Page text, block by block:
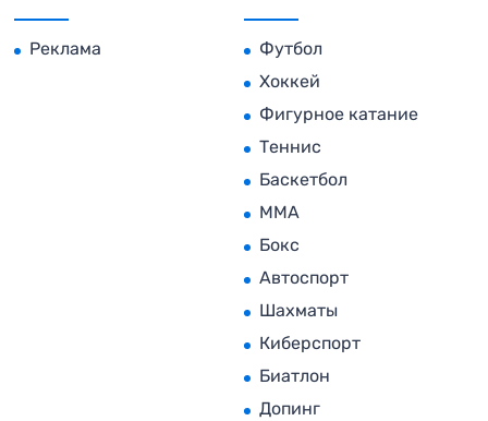
Реклама
Футбол
Хоккей
Фигурное катание
Теннис
Баскетбол
MMA
Бокс
Автоспорт
Шахматы
Киберспорт
Биатлон
Допинг